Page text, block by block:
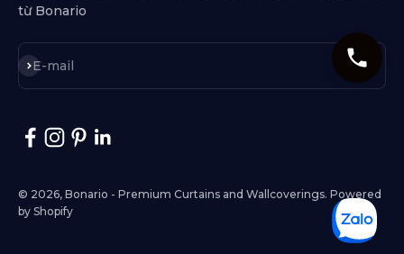
từ Bonario
E-mail
Subscribe
© 2026, Bonario - Premium Curtains and Wallcoverings. Powered
by Shopify